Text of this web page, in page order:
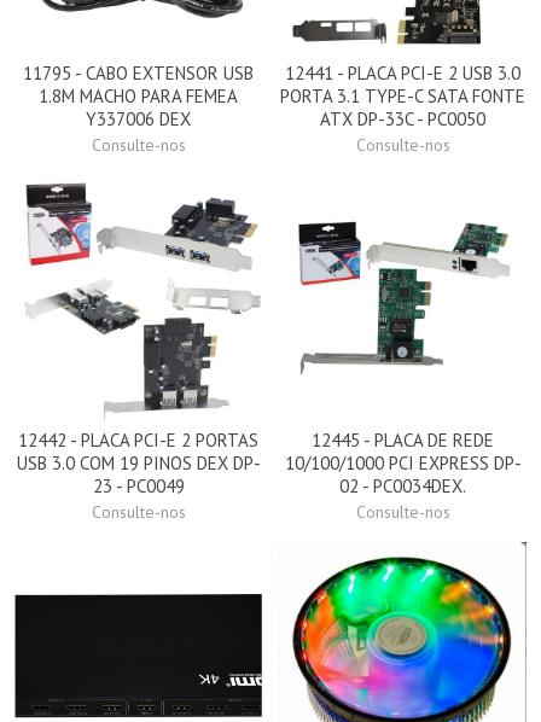
11795 - CABO EXTENSOR USB
1.8M MACHO PARA FEMEA
Y337006 DEX
Consulte-nos
12441 - PLACA PCI-E 2 USB 3.0
PORTA 3.1 TYPE-C SATA FONTE
ATX DP-33C - PC0050
Consulte-nos
12442 - PLACA PCI-E 2 PORTAS
USB 3.0 COM 19 PINOS DEX DP-
23 - PC0049
Consulte-nos
12445 - PLACA DE REDE
10/100/1000 PCI EXPRESS DP-
02 - PC0034DEX.
Consulte-nos